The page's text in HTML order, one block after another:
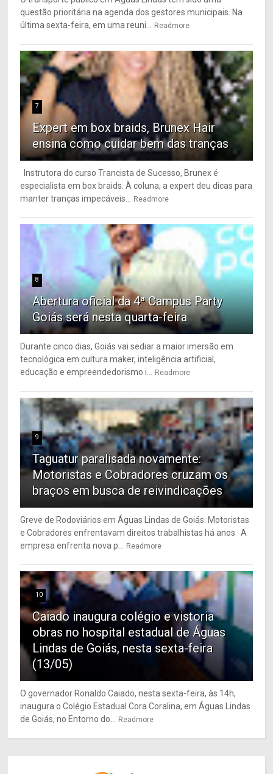
questão prioritária na agenda dos gestores municipais. Na
última sexta-feira, em uma reuni...
Readmore
7
Expert em box braids, Brunex Hair
ensina como cuidar bem das tranças
Instrutora do curso Trancista de Sucesso, Brunex é
especialista em box braids. À coluna, a expert deu dicas para
manter tranças impecáveis...
Readmore
8
Abertura oficial da 4ª Campus Party
Goiás será nesta quarta-feira
Durante cinco dias, Goiás vai sediar a maior imersão em
tecnológica em cultura maker, inteligência artificial,
educação e empreendedorismo i...
Readmore
9
Taguatur paralisada novamente:
Motoristas e Cobradores cruzam os
braços em busca de reivindicações
Greve de Rodoviários em Águas Lindas de Goiás: Motoristas
e Cobradores enfrentavam direitos trabalhistas há anos A
empresa enfrenta nova p...
Readmore
10
Caiado inaugura colégio e vistoria
obras no hospital estadual de Águas
Lindas de Goiás, nesta sexta-feira
(13/05)
O governador Ronaldo Caiado, nesta sexta-feira, às 14h,
inaugura o Colégio Estadual Cora Coralina, em Águas Lindas
de Goiás, no Entorno do...
Readmore